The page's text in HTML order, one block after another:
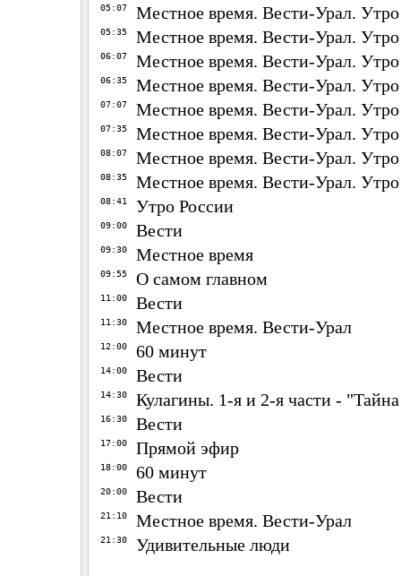
05:07 Местное время. Вести-Урал. Утро
05:35 Местное время. Вести-Урал. Утро
06:07 Местное время. Вести-Урал. Утро
06:35 Местное время. Вести-Урал. Утро
07:07 Местное время. Вести-Урал. Утро
07:35 Местное время. Вести-Урал. Утро
08:07 Местное время. Вести-Урал. Утро
08:35 Местное время. Вести-Урал. Утро
08:41 Утро России
09:00 Вести
09:30 Местное время
09:55 О самом главном
11:00 Вести
11:30 Местное время. Вести-Урал
12:00 60 минут
14:00 Вести
14:30 Кулагины. 1-я и 2-я части -
16:30 Вести
17:00 Прямой эфир
18:00 60 минут
20:00 Вести
21:10 Местное время. Вести-Урал
21:30 Удивительные люди